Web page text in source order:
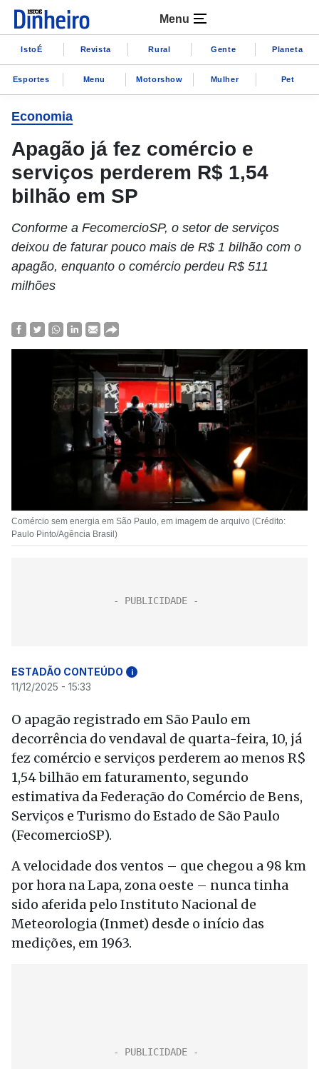
Menu
IstoÉ Revista Rural Gente Planeta
Esportes Menu Motorshow Mulher Pet
Economia
Apagão já fez comércio e
serviços perderem R$ 1,54
bilhão em SP
Conforme a FecomercioSP, o setor de serviços
deixou de faturar pouco mais de R$ 1 bilhão com o
apagão, enquanto o comércio perdeu R$ 511
milhões
Comércio sem energia em São Paulo, em imagem de arquivo (Crédito:
Paulo Pinto/Agência Brasil)
ESTADÃO CONTEÚDO i
11/12/2025 - 15:33
O apagão registrado em São Paulo em
decorrência do vendaval de quarta-feira, 10, já
fez comércio e serviços perderem ao menos R$
1,54 bilhão em faturamento, segundo
estimativa da Federação do Comércio de Bens,
Serviços e Turismo do Estado de São Paulo
(FecomercioSP).
A velocidade dos ventos – que chegou a 98 km
por hora na Lapa, zona oeste – nunca tinha
sido aferida pelo Instituto Nacional de
Meteorologia (Inmet) desde o início das
medições, em 1963.